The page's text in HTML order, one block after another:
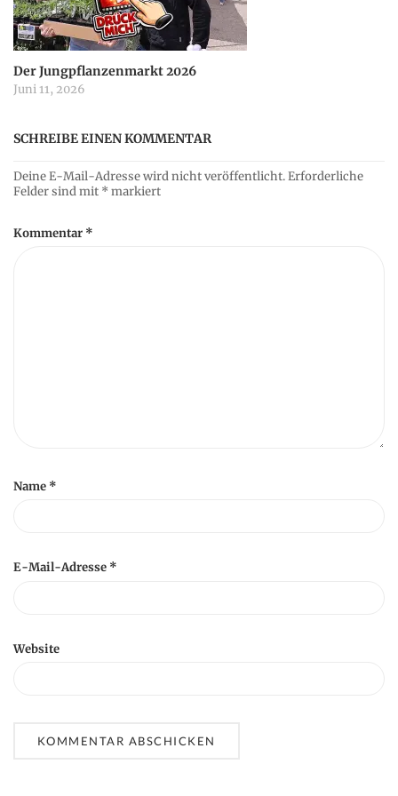
Der Jungpflanzenmarkt 2026
Juni 11, 2026
SCHREIBE EINEN KOMMENTAR
Deine E-Mail-Adresse wird nicht veröffentlicht.Erforderliche
Felder sind mit * markiert
Kommentar *
Name *
E-Mail-Adresse *
Website